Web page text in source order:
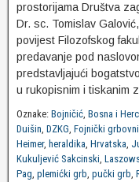
prostorijama Društva
Dr. sc. Tomislav
povijest Filozofskog
predavanje pod
predstavljajući
u rukopisnim i tiskanim
Oznake: Bojničić, Bosna i
Duišin, DZKG, Fojnički
Heimer, heraldika, Hrvatska,
Kukuljević Sakcinski,
Pag, plemićki grb, pučki grb,